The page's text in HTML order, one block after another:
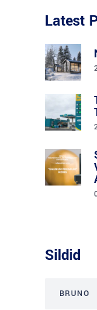
Latest
Sildid
BRUNO